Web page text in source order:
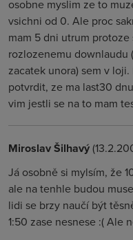
osobne myslim ze to
vsichni od 0. Ale proc
mam 5 dni utrum
rozlozenemu downlaudu
zacatek unora) sem v
potvrdit, ze ma last30
vim jestli se na to mam
Miroslav Šilhavý
Já osobně si mylsím, že
ale na tenhle budou
lidi se brzy naučí být
1:50 zase nesnese :( Ale